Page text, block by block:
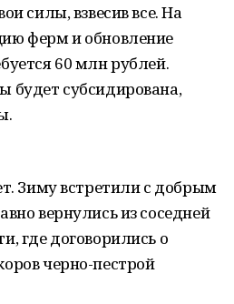
силы, взвесив все. На
ферм и обновление
60 млн рублей.
будет субсидирована,
Зиму встретили с добрым
вернулись из соседней
где договорились о
черно-пестрой